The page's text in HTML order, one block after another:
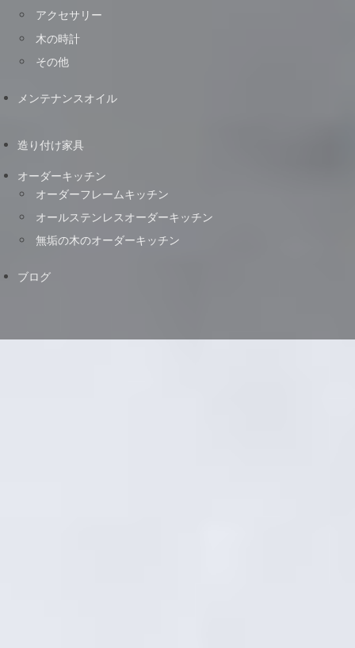
アクセサリー
木の時計
その他
メンテナンスオイル
造り付け家具
オーダーキッチン
オーダーフレームキッチン
オールステンレスオーダーキッチン
無垢の木のオーダーキッチン
ブログ